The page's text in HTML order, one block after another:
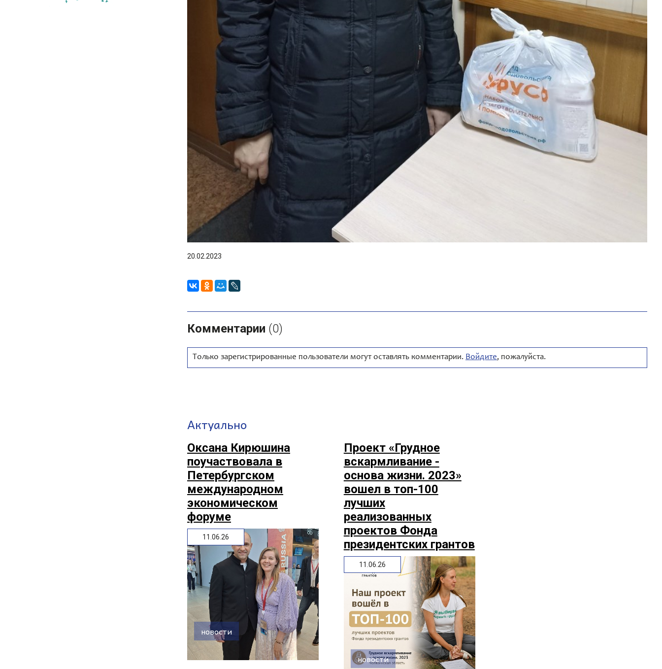
20.02.2023
Комментарии (0)
Только зарегистрированные пользователи могут оставлять комментарии. Войдите, пожалуйста.
Актуально
Оксана Кирюшина
поучаствовала в
Петербургском
международном
экономическом
форуме
11.06.26
новости
Проект «Грудное
вскармливание -
основа жизни. 2023»
вошел в топ-100
лучших
реализованных
проектов Фонда
президентских грантов
11.06.26
новости